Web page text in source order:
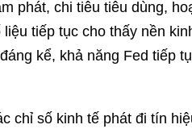
phát, chi tiêu tiêu dùng,
liệu tiếp tục cho thấy nền
kể, khả năng Fed tiếp
chỉ số kinh tế phát đi tín